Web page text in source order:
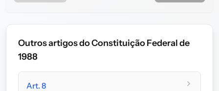
Outros artigos do Constituição Federal de
1988
Art. 8